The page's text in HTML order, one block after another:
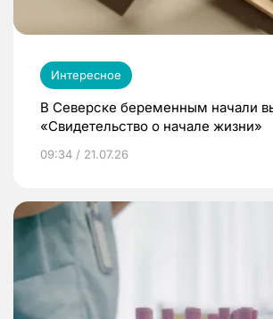
Интересное
В Северске беременным начали
«Свидетельство о начале жизни»
09:34 / 21.07.26